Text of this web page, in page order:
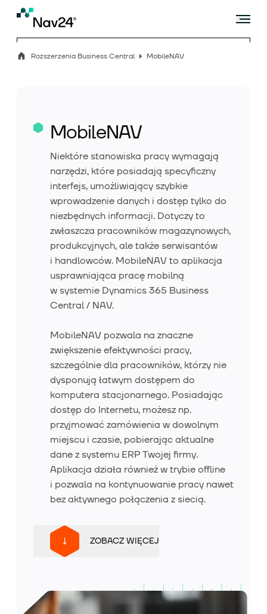
Rozszerzenia Business Central MobileNAV
MobileNAV
Niektóre stanowiska pracy wymagają
narzędzi, które posiadają specyficzny
interfejs, umożliwiający szybkie
wprowadzenie danych i dostęp tylko do
niezbędnych informacji. Dotyczy to
zwłaszcza pracowników magazynowych,
produkcyjnych, ale także serwisantów
i handlowców. MobileNAV to aplikacja
usprawniająca pracę mobilną
w systemie Dynamics 365 Business
Central / NAV.
MobileNAV pozwala na znaczne
zwiększenie efektywności pracy,
szczególnie dla pracowników, którzy nie
dysponują łatwym dostępem do
komputera stacjonarnego. Posiadając
dostęp do Internetu, możesz np.
przyjmować zamówienia w dowolnym
miejscu i czasie, pobierając aktualne
dane z systemu ERP Twojej firmy.
Aplikacja działa również w trybie offline
i pozwala na kontynuowanie pracy nawet
bez aktywnego połączenia z siecią.
ZOBACZ WIĘCEJ